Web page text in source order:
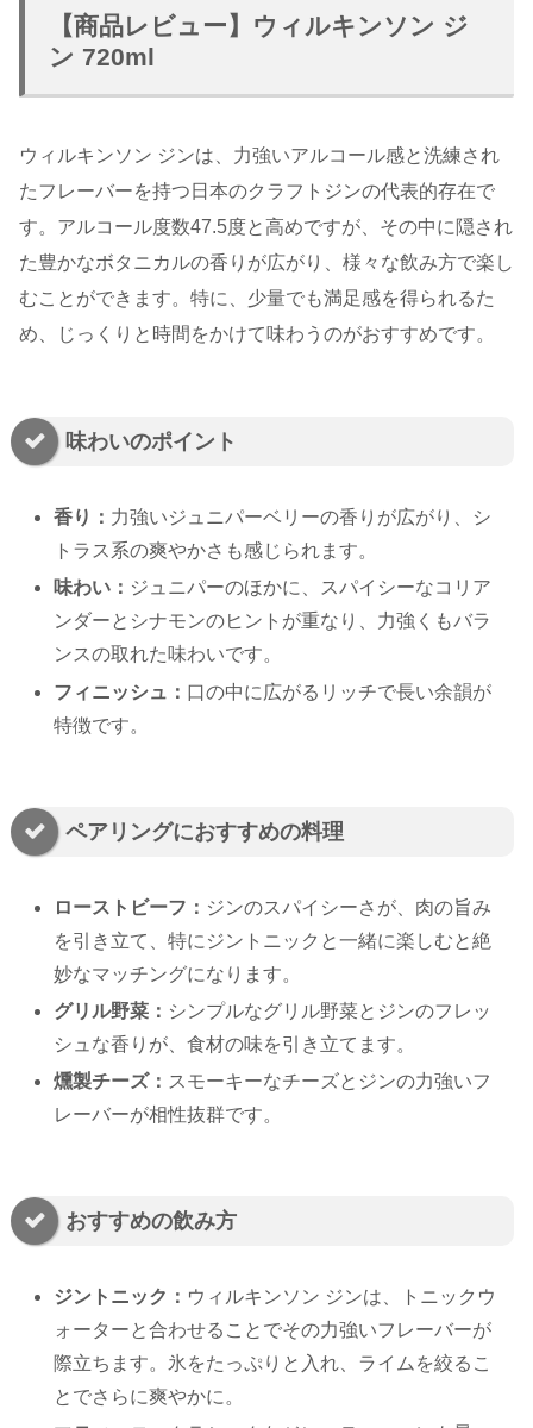
【商品レビュー】ウィルキンソン ジ
ン 720ml
ウィルキンソン ジンは、力強いアルコール感と洗練され
たフレーバーを持つ日本のクラフトジンの代表的存在で
す。アルコール度数47.5度と高めですが、その中に隠され
た豊かなボタニカルの香りが広がり、様々な飲み方で楽し
むことができます。特に、少量でも満足感を得られるた
め、じっくりと時間をかけて味わうのがおすすめです。
味わいのポイント
香り： 力強いジュニパーベリーの香りが広がり、シ
トラス系の爽やかさも感じられます。
味わい： ジュニパーのほかに、スパイシーなコリア
ンダーとシナモンのヒントが重なり、力強くもバラ
ンスの取れた味わいです。
フィニッシュ： 口の中に広がるリッチで長い余韻が
特徴です。
ペアリングにおすすめの料理
ローストビーフ： ジンのスパイシーさが、肉の旨み
を引き立て、特にジントニックと一緒に楽しむと絶
妙なマッチングになります。
グリル野菜： シンプルなグリル野菜とジンのフレッ
シュな香りが、食材の味を引き立てます。
燻製チーズ： スモーキーなチーズとジンの力強いフ
レーバーが相性抜群です。
おすすめの飲み方
ジントニック： ウィルキンソン ジンは、トニックウ
ォーターと合わせることでその力強いフレーバーが
際立ちます。氷をたっぷりと入れ、ライムを絞るこ
とでさらに爽やかに。